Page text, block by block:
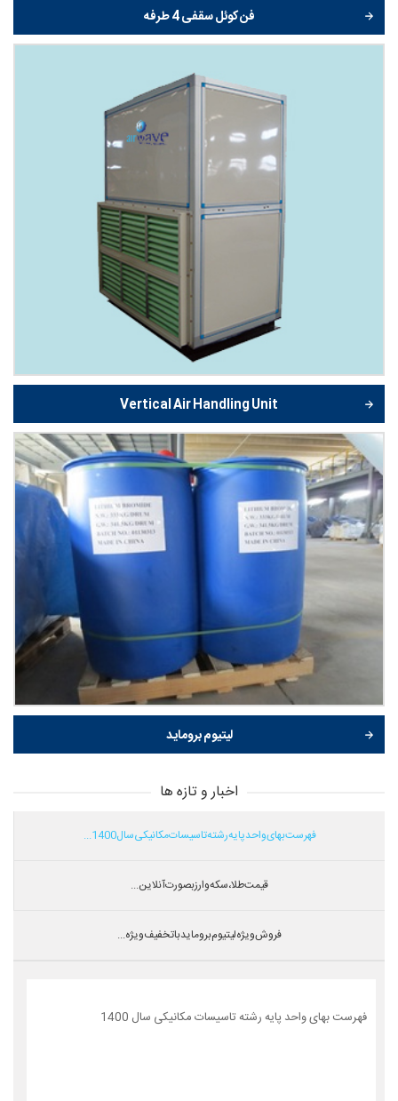
فن کوئل سقفی 4 طرفه
Vertical Air Handling Unit
لیتیوم بروماید
اخبار و تازه ها
فهرست بهای واحد پایه رشته تاسیسات مکانیکی سال 1400...
قیمت طلا،سکه و ارز بصورت آنلاین...
فروش ویژه لیتیوم بروماید با تخفیف ویژه...
فهرست بهای واحد پایه رشته تاسیسات مکانیکی سال 1400